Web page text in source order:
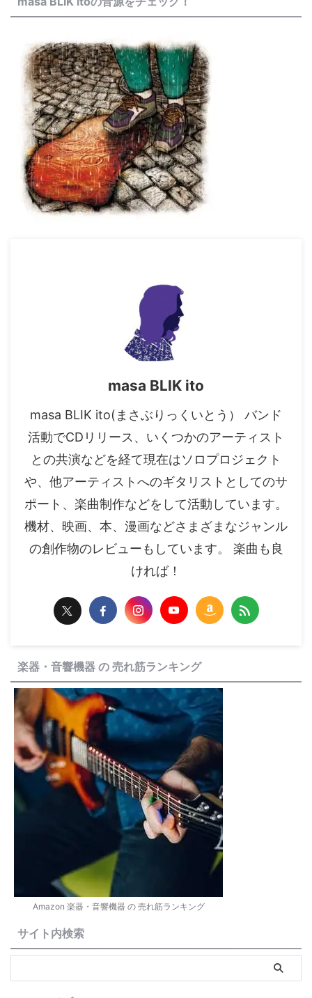
masa BLIK ito
masa BLIK ito(まさぶりっくいとう） バンド
活動でCDリリース、いくつかのアーティスト
との共演などを経て現在はソロプロジェクト
や、他アーティストへのギタリストとしてのサ
ポート、楽曲制作などをして活動しています。
機材、映画、本、漫画などさまざまなジャンル
の創作物のレビューもしています。 楽曲も良
ければ！
楽器・音響機器 の 売れ筋ランキング
Amazon 楽器・音響機器 の 売れ筋ランキング
サイト内検索